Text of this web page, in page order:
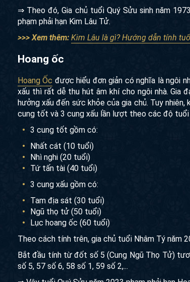
⇒ Theo đó, Gia chủ tuổi Quý Sửu sinh năm
phạm phải hạn Kim Lâu Tử.
>>> Xem thêm: Kim Lâu là gì? Hướng dẫn tính
Hoang ốc
Hoang Ốc được hiểu đơn giản có nghĩa là ngôi
xấu thì rất dễ thu hút âm khí cho ngôi nhà. Gia
hưởng xấu đến sức khỏe của gia chủ. Tuy
cung tốt và 3 cung xấu lần lượt theo các độ
3 cung tốt gồm có:
Nhất cát (10 tuổi)
Nhì nghi (20 tuổi)
Tứ tấn tài (40 tuổi)
3 cung xấu gồm có:
Tam địa sát (30 tuổi)
Ngũ thọ tử (50 tuổi)
Lục hoang ốc (60 tuổi)
Theo cách tính trên, gia chủ tuổi Nhâm Tý năm
Bắt đầu tính từ đốt số 5 (Cung Ngũ Thọ Tử)
số 5, 57 số 6, 58 số 1, 59 số 2,...